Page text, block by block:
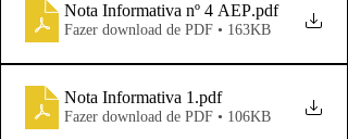
Nota Informativa nº 4 AEP.pdf
Fazer download de PDF • 163KB
Nota Informativa 1 .pdf
Fazer download de PDF • 106KB